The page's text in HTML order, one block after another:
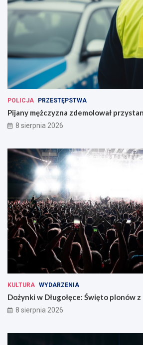
POLICJA PRZESTĘPSTWA
Pijany mężczyzna zdemolował
8 sierpnia 2026
KULTURA WYDARZENIA
Dożynki w Długołęce: Święto plonów
8 sierpnia 2026